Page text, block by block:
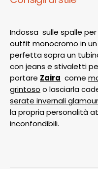
Indossa sulle spalle
outfit monocromo in
perfetta sopra un
con jeans e stivaletti
portare Zaira come
grintoso o lasciarla
serate invernali glamour
la propria personalità
inconfondibili.